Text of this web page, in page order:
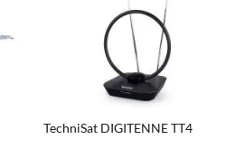
TechniSat DIGITENNE TT4